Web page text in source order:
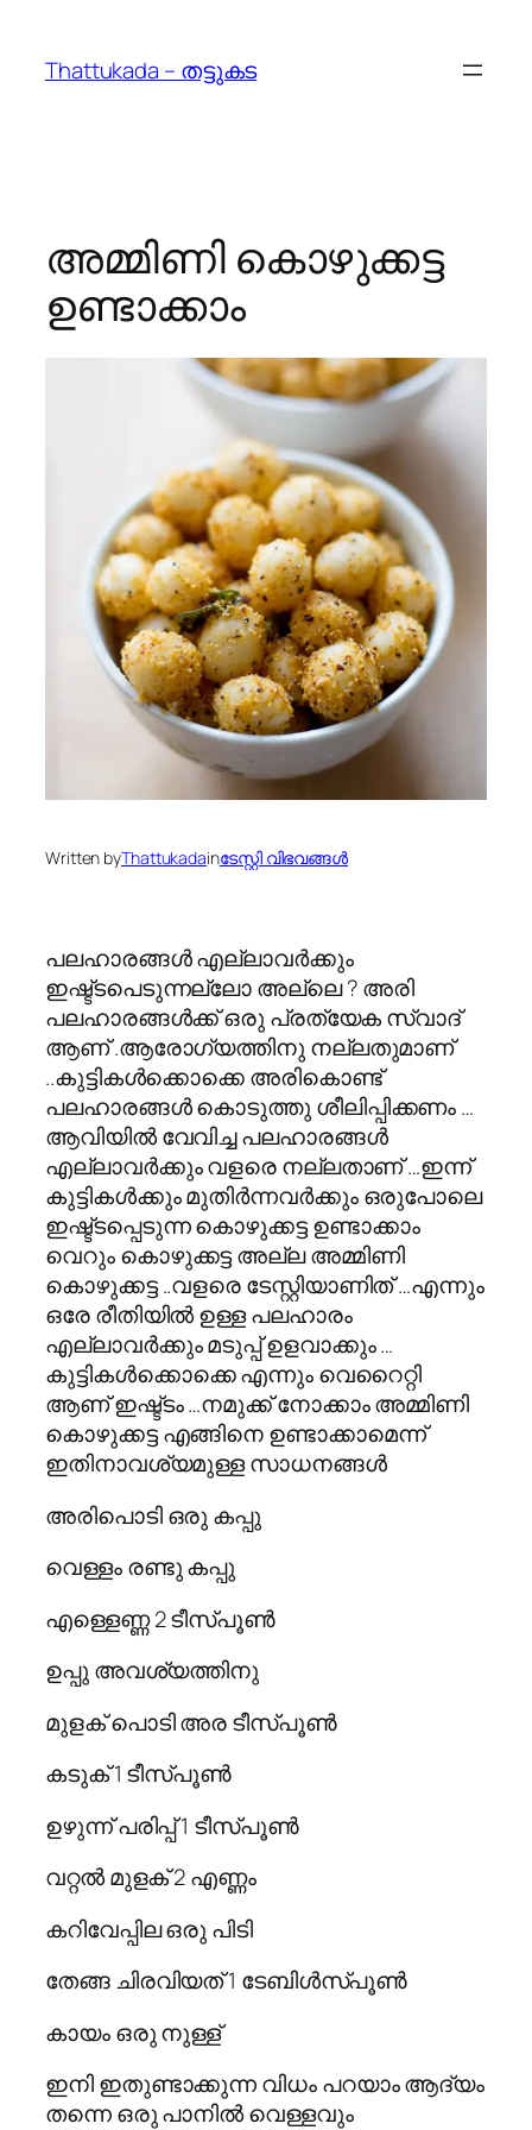
content
Thattukada – തട്ടുകട
അമ്മിണി കൊഴുക്കട്ട
ഉണ്ടാക്കാം
Written byThattukadainടേസ്റ്റി വിഭവങ്ങൾ
പലഹാരങ്ങള്‍ എല്ലാവര്‍ക്കും
ഇഷ്ട്ടപെടുന്നല്ലോ അല്ലെ ? അരി
പലഹാരങ്ങള്‍ക്ക് ഒരു പ്രത്യേക സ്വാദ്
ആണ് .ആരോഗ്യത്തിനു നല്ലതുമാണ്
..കുട്ടികള്‍ക്കൊക്കെ അരികൊണ്ട്
പലഹാരങ്ങള്‍ കൊടുത്തു ശീലിപ്പിക്കണം …
ആവിയില്‍ വേവിച്ച പലഹാരങ്ങള്‍
എല്ലാവര്‍ക്കും വളരെ നല്ലതാണ് …ഇന്ന്
കുട്ടികള്‍ക്കും മുതിര്‍ന്നവര്‍ക്കും ഒരുപോലെ
ഇഷ്ട്ടപ്പെടുന്ന കൊഴുക്കട്ട ഉണ്ടാക്കാം
വെറും കൊഴുക്കട്ട അല്ല അമ്മിണി
കൊഴുക്കട്ട ..വളരെ ടേസ്റ്റിയാണിത്‌ …എന്നും
ഒരേ രീതിയില്‍ ഉള്ള പലഹാരം
എല്ലാവര്‍ക്കും മടുപ്പ് ഉളവാക്കും …
കുട്ടികള്‍ക്കൊക്കെ എന്നും വെറൈറ്റി
ആണ് ഇഷ്ട്ടം …നമുക്ക് നോക്കാം അമ്മിണി
കൊഴുക്കട്ട എങ്ങിനെ ഉണ്ടാക്കാമെന്ന്
ഇതിനാവശ്യമുള്ള സാധനങ്ങള്‍
അരിപൊടി ഒരു കപ്പു
വെള്ളം രണ്ടു കപ്പു
എള്ളെണ്ണ 2 ടീസ്പൂണ്‍
ഉപ്പു അവശ്യത്തിനു
മുളക് പൊടി അര ടീസ്പൂണ്‍
കടുക് 1 ടീസ്പൂണ്‍
ഉഴുന്ന് പരിപ്പ് 1 ടീസ്പൂണ്‍
വറ്റല്‍ മുളക് 2 എണ്ണം
കറിവേപ്പില ഒരു പിടി
തേങ്ങ ചിരവിയത് 1 ടേബിള്‍സ്പൂണ്‍
കായം ഒരു നുള്ള്
ഇനി ഇതുണ്ടാക്കുന്ന വിധം പറയാം ആദ്യം
തന്നെ ഒരു പാനില്‍ വെള്ളവും